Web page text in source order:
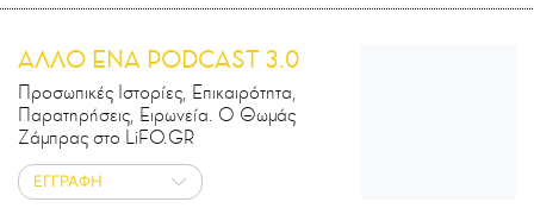
ΑΛΛΟ ΕΝΑ PODCAST 3.0
Προσωπικές Ιστορίες, Επικαιρότητα,
Παρατηρήσεις, Ειρωνεία. Ο Θωμάς
Ζάμπρας στο LiFO.GR
ΕΓΓΡΑΦΗ